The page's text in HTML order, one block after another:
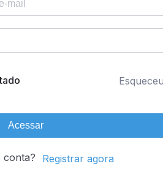
Acessar
conta? Registrar agora